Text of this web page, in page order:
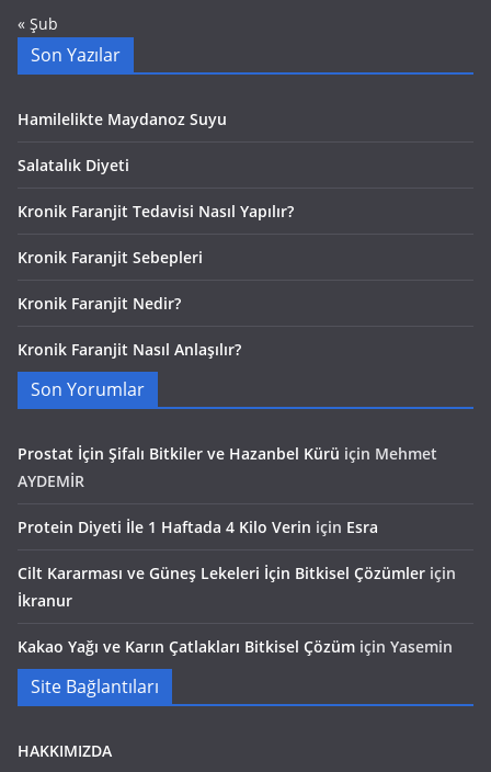
« Şub
Son Yazılar
Hamilelikte Maydanoz Suyu
Salatalık Diyeti
Kronik Faranjit Tedavisi Nasıl Yapılır?
Kronik Faranjit Sebepleri
Kronik Faranjit Nedir?
Kronik Faranjit Nasıl Anlaşılır?
Son Yorumlar
Prostat İçin Şifalı Bitkiler ve Hazanbel Kürü için Mehmet
AYDEMİR
Protein Diyeti İle 1 Haftada 4 Kilo Verin için Esra
Cilt Kararması ve Güneş Lekeleri İçin Bitkisel Çözümler için
İkranur
Kakao Yağı ve Karın Çatlakları Bitkisel Çözüm için Yasemin
Site Bağlantıları
HAKKIMIZDA